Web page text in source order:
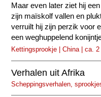
Maar even later ziet hij
zijn maïskolf vallen en
verruilt hij zijn perzik voor
een weghuppelend
Kettingsprookje | China | ca. 2
Verhalen uit Afrika
Scheppingsverhalen,